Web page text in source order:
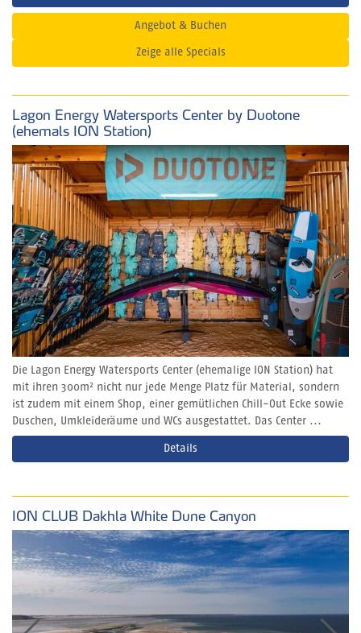
Angebot & Buchen
Zeige alle Specials
Lagon Energy Watersports Center by Duotone
(ehemals ION Station)
Die Lagon Energy Watersports Center (ehemalige ION Station) hat
mit ihren 300m² nicht nur jede Menge Platz für Material, sondern
ist zudem mit einem Shop, einer gemütlichen Chill-Out Ecke sowie
Duschen, Umkleideräume und WCs ausgestattet. Das Center ...
Details
ION CLUB Dakhla White Dune Canyon